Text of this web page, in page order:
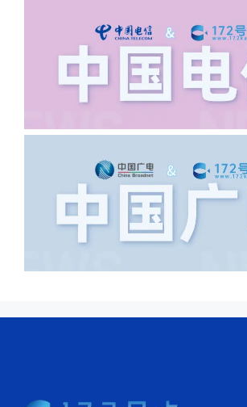
导致订单失败，因为在系统审
上海怎么又写了个北京，不知
里，所以直接订单失败。